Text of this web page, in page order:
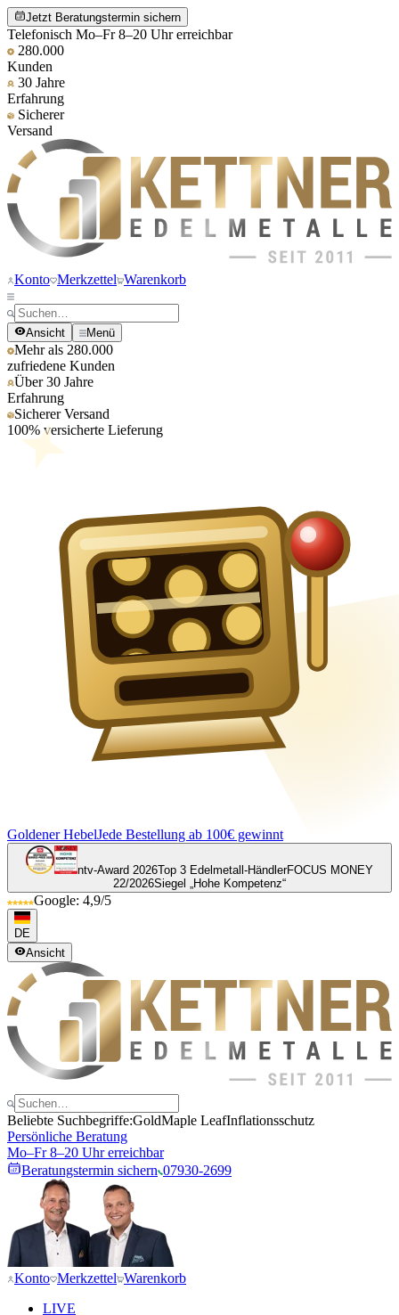
Jetzt Beratungstermin sichern
Telefonisch Mo–Fr 8–20 Uhr erreichbar
280.000
Kunden
30 Jahre
Erfahrung
Sicherer
Versand
Konto Merkzettel Warenkorb
Ansicht Menü
Mehr als 280.000
zufriedene Kunden
Über 30 Jahre
Erfahrung
Sicherer Versand
100% versicherte Lieferung
Goldener HebelJede Bestellung ab 100€ gewinnt
ntv-Award 2026Top 3 Edelmetall-HändlerFOCUS MONEY
22/2026Siegel „Hohe Kompetenz“
Google: 4,9/5
DE
Ansicht
Beliebte Suchbegriffe:GoldMaple LeafInflationsschutz
Persönliche Beratung
Mo–Fr 8–20 Uhr erreichbar
Beratungstermin sichern 07930-2699
Konto Merkzettel Warenkorb
LIVE